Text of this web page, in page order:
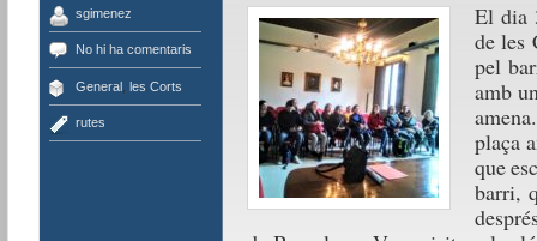
sgimenez
No hi ha comentaris
General, les Corts
rutes
El dia
de les
pel
amb
plaça
que
barri,